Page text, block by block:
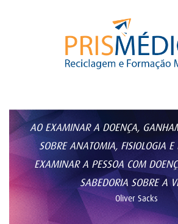
AO EXAMINAR A DOENÇA,
SOBRE ANATOMIA, FISIOLOGIA
EXAMINAR A PESSOA COM
SABEDORIA SOBRE A
Oliver Sacks